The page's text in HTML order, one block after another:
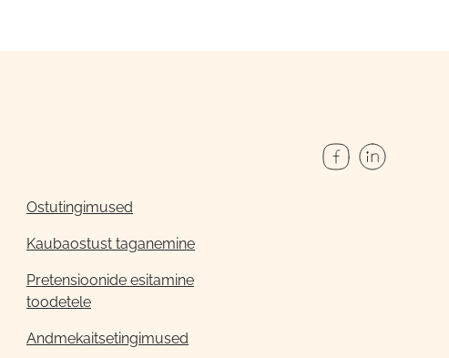
Ostutingimused
Kaubaostust taganemine
Pretensioonide esitamine
toodetele
Andmekaitsetingimused